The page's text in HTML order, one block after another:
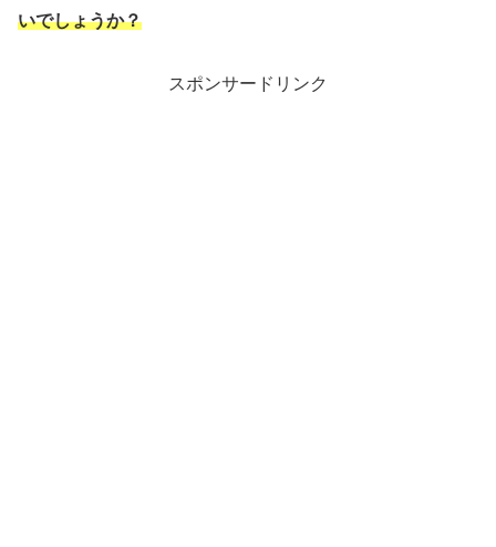
いでしょうか？
スポンサードリンク